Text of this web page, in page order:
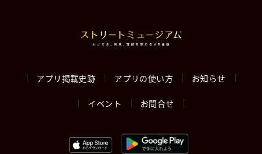
送
アプリ掲載史跡 アプリの使い方 お知らせ
イベント お問合せ